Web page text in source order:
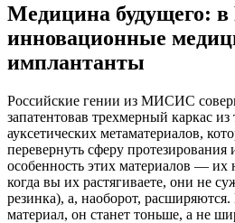
Медицина будущего:
инновационные
имплантанты
Российские гении из МИСИС
запатентовав трехмерный каркас
ауксетических метаматериалов,
перевернуть сферу
особенность этих материалов — их
когда вы их растягиваете, они не
резинка), а, наоборот, расширяются.
материал, он станет тоньше, а не